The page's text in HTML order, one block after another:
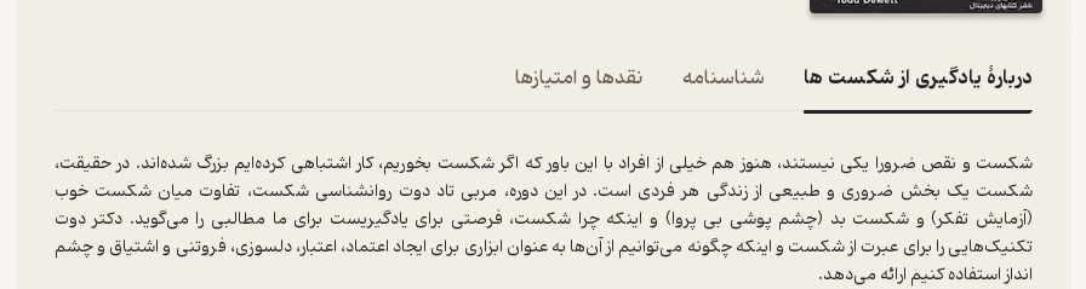
دربارۀ یادگیری از شکست ها شناسنامه نقدها و امتیازها
شکست و نقص ضرورا یکی نیستند، هنوز هم خیلی از افراد با این باور که اگر شکست بخوریم، کار اشتباهی کرده‌ایم بزرگ شده‌اند. در حقیقت،
شکست یک بخش ضروری و طبیعی از زندگی هر فردی است. در این دوره، مربی تاد دوت روانشناسی شکست، تفاوت میان شکست خوب
(آزمایش تفکر) و شکست بد (چشم پوشی بی پروا) و اینکه چرا شکست، فرصتی برای یادگیریست برای ما مطالبی را می‌گوید. دکتر دوت
تکنیک‌هایی را برای عبرت از شکست و اینکه چگونه می‌توانیم از آن‌ها به عنوان ابزاری برای ایجاد اعتماد، اعتبار، دلسوزی، فروتنی و اشتیاق و چشم
انداز استفاده کنیم ارائه می‌دهد.